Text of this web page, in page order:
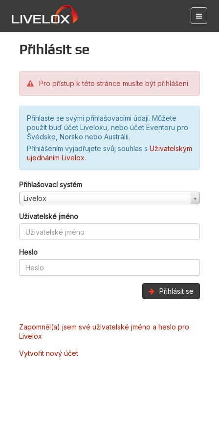
Přihlásit se
Pro přístup k této stránce musíte být přihlášeni
Přihlaste se svými přihlašovacími údají. Můžete
použít buď účet Liveloxu, nebo účet Eventoru pro
Švédsko, Norsko nebo Austrálii.
Přihlášením vyjadřujete svůj souhlas s Uživatelským
ujednáním Livelox.
Přihlašovací systém
Livelox
Uživatelské jméno
Heslo
Přihlásit se
Zapomněl(a) jsem své uživatelské jméno a heslo pro
Livelox
Vytvořit nový účet